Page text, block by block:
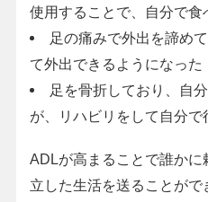
使用することで、自分で食
足の痛みで外出を諦め
て外出できるようになった
足を骨折しており、自
が、リハビリをして自分で
ADLが高まることで誰かに
立した生活を送ることが